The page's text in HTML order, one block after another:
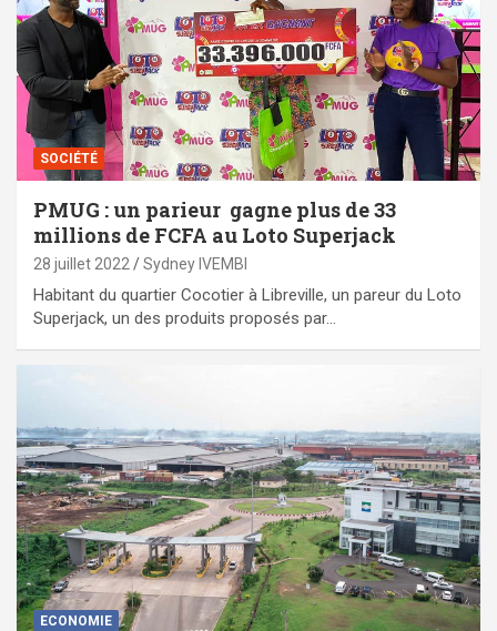
SOCIÉTÉ
PMUG : un parieur gagne plus de 33
millions de FCFA au Loto Superjack
28 juillet 2022 Sydney IVEMBI
Habitant du quartier Cocotier à Libreville, un pareur du Loto
Superjack, un des produits proposés par…
ECONOMIE